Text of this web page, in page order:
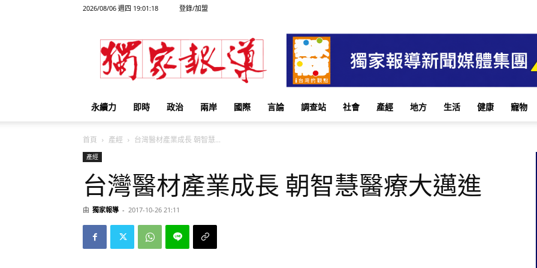
2026/08/06 週四 19:01:18 登錄/加盟
獨
家
報
永續力 即時 政治 兩岸 國際 言論 調查站 社會 產經 地方 生活 健康 寵物
首頁 產經 台灣醫材產業成長 朝智慧...
產經
台灣醫材產業成長 朝智慧醫療大邁進
由 獨家報導 - 2017-10-26 21:11